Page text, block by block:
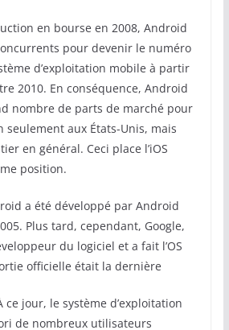
en bourse en 2008, Android
pour devenir le numéro
d’exploitation mobile à partir
2010. En conséquence, Android
nombre de parts de marché pour
seulement aux États-Unis, mais
en général. Ceci place l’iOS
position.
a été développé par Android
Plus tard, cependant, Google,
du logiciel et a fait l’OS
officielle était la dernière
ce jour, le système d’exploitation
de nombreux utilisateurs